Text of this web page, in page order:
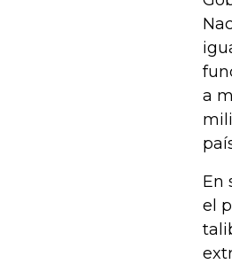
a
En
el